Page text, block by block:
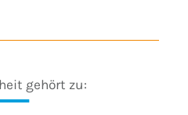
gehört zu: